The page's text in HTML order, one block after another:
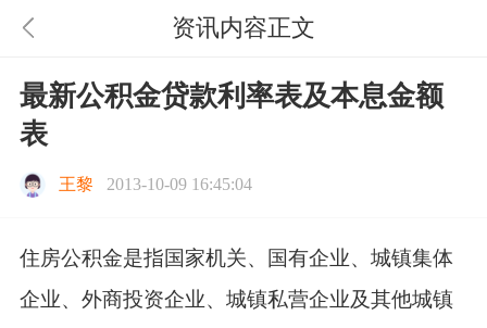
资讯内容正文
最新公积金贷款利率表及本息金额
表
王黎 2013-10-09 16:45:04
住房公积金是指国家机关、国有企业、城镇集体
企业、外商投资企业、城镇私营企业及其他城镇